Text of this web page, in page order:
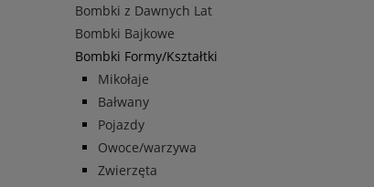
Bombki z Dawnych Lat
Bombki Bajkowe
Bombki Formy/Kształtki
Mikołaje
Bałwany
Pojazdy
Owoce/warzywa
Zwierzęta